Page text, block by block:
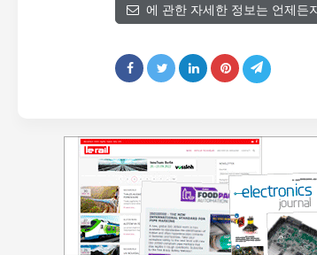
에 관한 자세한 정보는 언제든